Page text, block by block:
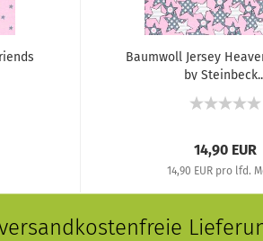
Baumwoll Jersey
by
14,90 EUR
14,90 EUR pro lfd.